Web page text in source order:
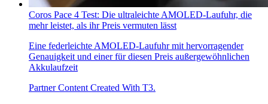
Coros Pace 4 Test: Die ultraleichte AMOLED-Laufuhr, die
mehr leistet, als ihr Preis vermuten lässt
Eine federleichte AMOLED-Laufuhr mit hervorragender
Genauigkeit und einer für diesen Preis außergewöhnlichen
Akkulaufzeit
Partner Content Created With T3.